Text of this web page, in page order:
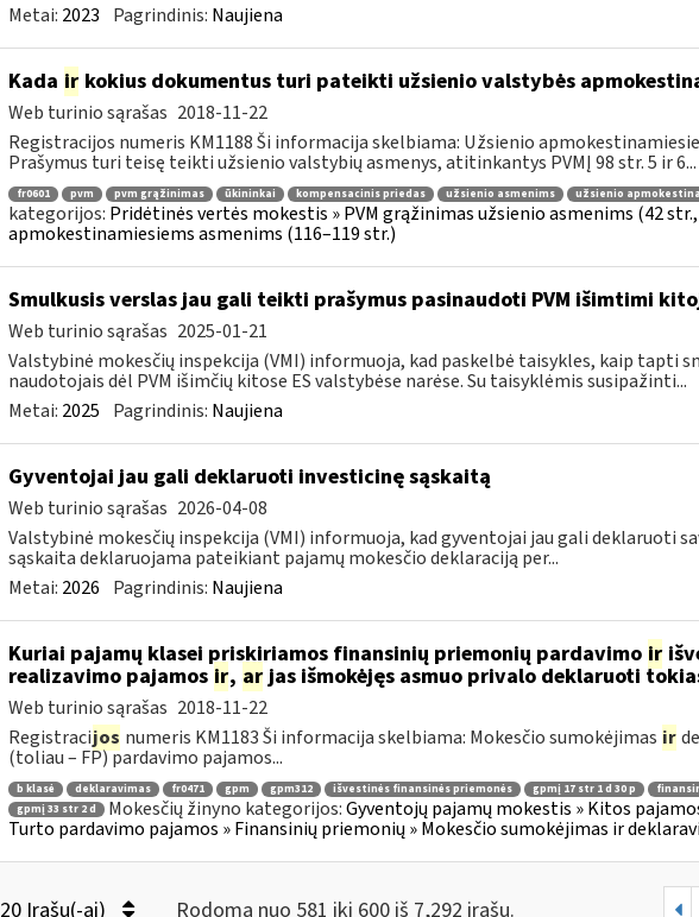
Metai: 2023 Pagrindinis: Naujiena
Kada irkokius dokumentus turi pateikti užsienio valstybės
Web turinio sąrašas 2018-11-22
Registracijos numeris KM1188 Ši informacija skelbiama: Užsienio
Prašymus turi teisę teikti užsienio valstybių asmenys, atitinkantys PVMĮ 98 str. 5 ir 6...
fr0601 pvm pvm grąžinimas ūkininkai kompensacinis priedas užsienio asmenims užsienio
kategorijos: Pridėtinės vertės mokestis » PVM grąžinimas užsienio asmenims (42
apmokestinamiesiems asmenims (116–119 str.)
Smulkusis verslas jau gali teikti prašymus pasinaudoti PVM išimtimi
Web turinio sąrašas 2025-01-21
Valstybinė mokesčių inspekcija (VMI) informuoja, kad paskelbė taisykles, kaip tapti
naudotojais dėl PVM išimčių kitose ES valstybėse narėse. Su taisyklėmis susipažinti...
Metai: 2025 Pagrindinis: Naujiena
Gyventojai jau gali deklaruoti investicinę sąskaitą
Web turinio sąrašas 2026-04-08
Valstybinė mokesčių inspekcija (VMI) informuoja, kad gyventojai jau gali deklaruoti
sąskaita deklaruojama pateikiant pajamų mokesčio deklaraciją per...
Metai: 2026 Pagrindinis: Naujiena
Kuriai pajamų klasei priskiriamos finansinių priemonių pardavimo ir
realizavimo pajamos ir, arjas išmokėjęs asmuo privalo deklaruoti
Web turinio sąrašas 2018-11-22
Registracijos numeris KM1183 Ši informacija skelbiama: Mokesčio sumokėjimas ir
(toliau – FP) pardavimo pajamos...
b klasė deklaravimas fr0471 gpm gpm312 išvestinės finansinės priemonės gpmį 17 str 1 d 30 p
gpmį 33 str 2 d
Mokesčių žinyno kategorijos:Gyventojų pajamų mokestis » Kitos
Turto pardavimo pajamos » Finansinių priemonių » Mokesčio sumokėjimas ir
20 Įrašų(-ai) Rodoma nuo 581 iki 600 iš 7,292 irašų.